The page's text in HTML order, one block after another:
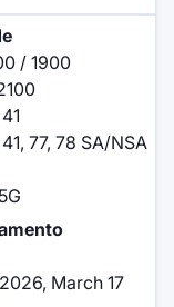
/ 1900
77, 78 SA/NSA
March 17